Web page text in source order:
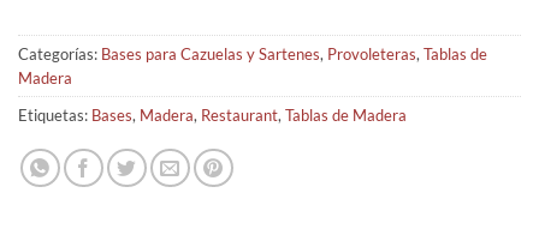
Categorías: Bases para Cazuelas y Sartenes, Provoleteras, Tablas de
Madera
Etiquetas: Bases, Madera, Restaurant, Tablas de Madera